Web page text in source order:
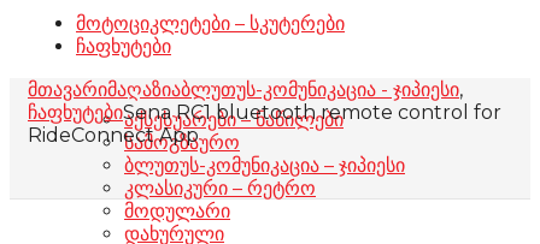
მოტოციკლეტები – სკუტერები
ჩაფხუტები
აქსესუარები – ნაწილები
სამოგზაურო
ბლუთუს-კომუნიკაცია – ჯიპიესი
კლასიკური – რეტრო
მოდულარი
დახურული
მთავარიმაღაზიაბლუთუს-კომუნიკაცია - ჯიპიესი,
ჩაფხუტებიSena RC1 bluetooth remote control for
RideConnect App